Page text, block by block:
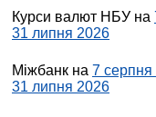
Курси валют НБУ на
31 липня 2026
Міжбанк на 7 серпня
31 липня 2026